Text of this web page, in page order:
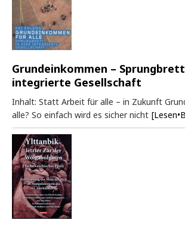
Grundeinkommen –
integrierte Gesellschaft
Inhalt: Statt Arbeit für alle – in Zukunft
alle? So einfach wird es sicher nicht